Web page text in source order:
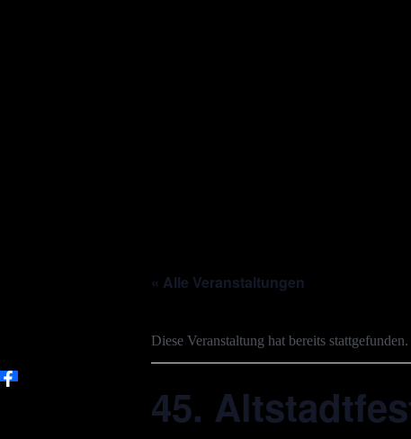
« Alle Veranstaltungen
Diese Veranstaltung hat bereits stattgefunden.
45.